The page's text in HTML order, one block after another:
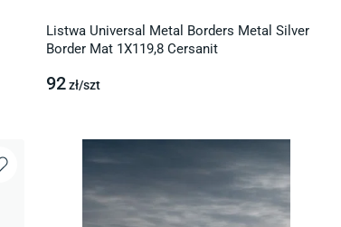
Listwa Universal Metal Borders Metal Silver
Border Mat 1X119,8 Cersanit
92zł/szt